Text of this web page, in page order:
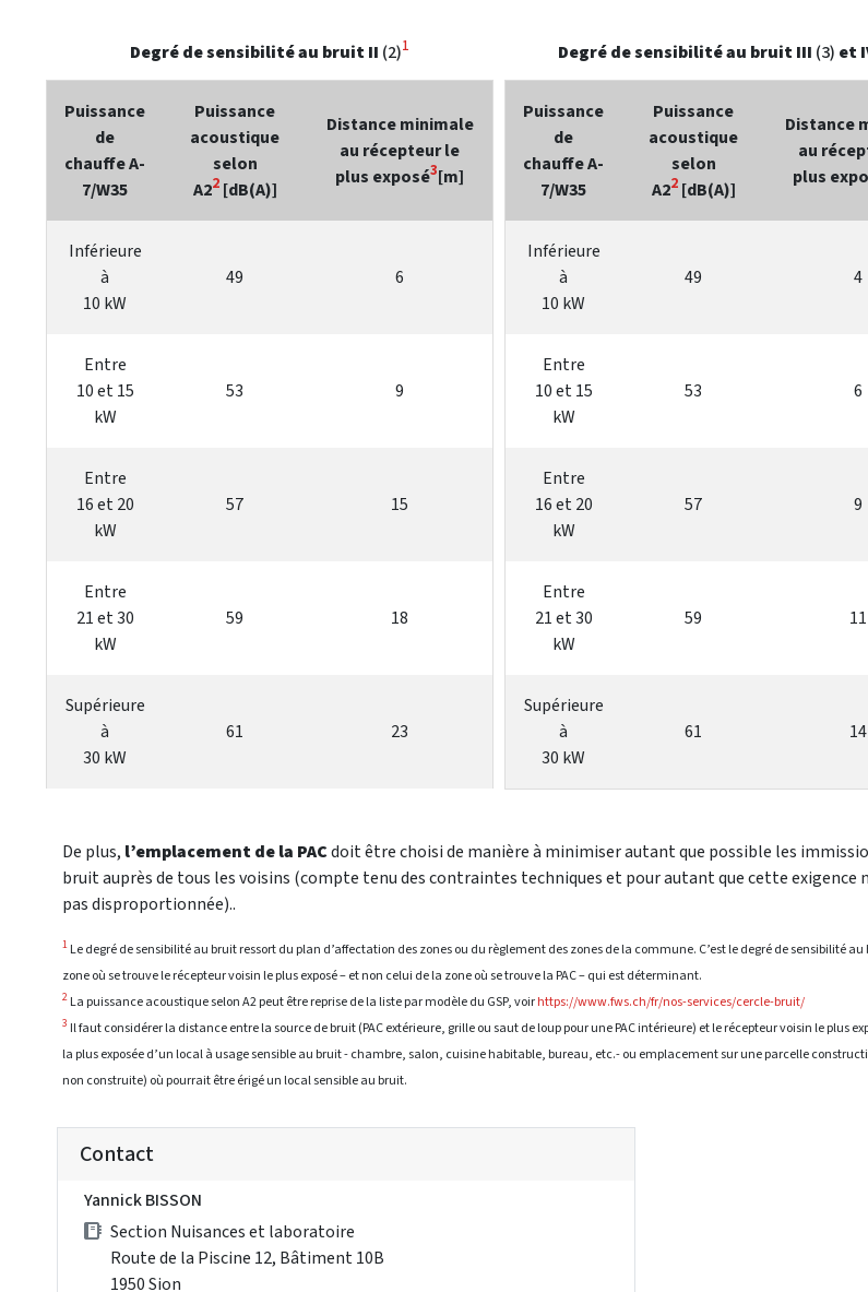
Degré de sensibilité au bruit II (2)1
Puissance
de
chauffe A-
7/W35
Puissance
acoustique
selon
A22[dB(A)]
Distance minimale
au récepteur le
plus exposé3[m]
Inférieure
à
10 kW
49 6
Entre
10 et 15
kW
53 9
Entre
16 et 20
kW
57 15
Entre
21 et 30
kW
59 18
Supérieure
à
30 kW
61 23
Degré de sensibilité au bruit III (3) et
Puissance
de
chauffe A-
7/W35
Puissance
acoustique
selon
A22[dB(A)]
Distance
au
plus
Inférieure
à
10 kW
49 4
Entre
10 et 15
kW
53 6
Entre
16 et 20
kW
57 9
Entre
21 et 30
kW
59 11
Supérieure
à
30 kW
61 14
De plus, l’emplacement de la PACdoit être choisi de manière à minimiser autant que possible les
bruit auprès de tous les voisins (compte tenu des contraintes techniques et pour autant que cette exigence
pas disproportionnée)..
1 Le degré de sensibilité au bruit ressort du plan d’affectation des zones ou du règlement des zones de la commune. C’est le degré de sensibilité au
zone où se trouve le récepteur voisin le plus exposé – et non celui de la zone où se trouve la PAC – qui est déterminant.
2 La puissance acoustique selon A2 peut être reprise de la liste par modèle du GSP, voirhttps://www.fws.ch/fr/nos-services/cercle-bruit/
3 Il faut considérer la distance entre la source de bruit (PAC extérieure, grille ou saut de loup pour une PAC intérieure) et le récepteur voisin le plus
la plus exposée d’un local à usage sensible au bruit - chambre, salon, cuisine habitable, bureau, etc.- ou emplacement sur une parcelle
non construite) où pourrait être érigé un local sensible au bruit.
Contact
Yannick BISSON
Section Nuisances et laboratoire
Route de la Piscine 12, Bâtiment 10B
1950 Sion